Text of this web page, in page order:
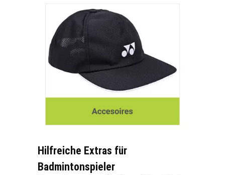
Hilfreiche Extras für
Badmintonspieler